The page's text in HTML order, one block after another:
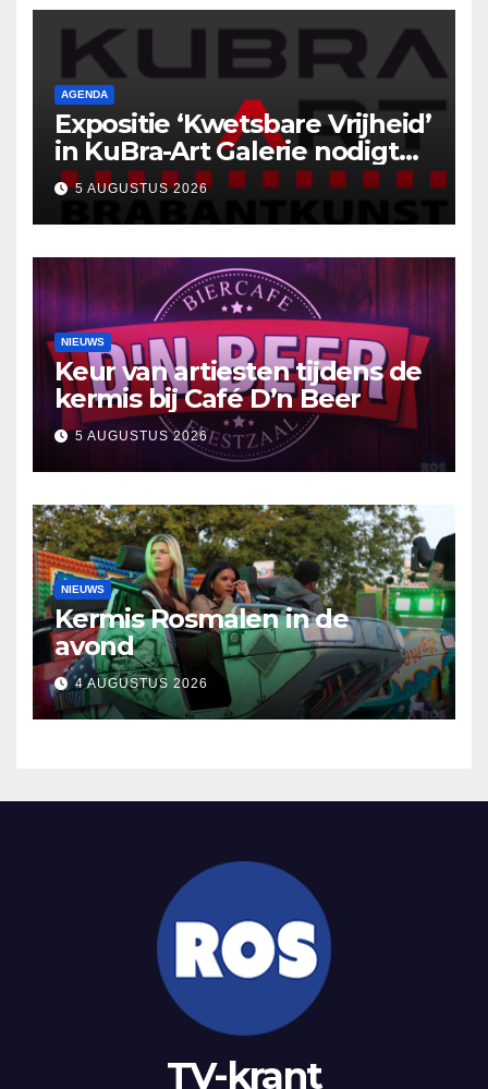
AGENDA
Expositie ‘Kwetsbare Vrijheid’
in KuBra-Art Galerie nodigt
uit tot ontmoeting en
reflectie
5 AUGUSTUS 2026
NIEUWS
Keur van artiesten tijdens de
kermis bij Café D’n Beer
5 AUGUSTUS 2026
NIEUWS
Kermis Rosmalen in de
avond
4 AUGUSTUS 2026
TV-krant